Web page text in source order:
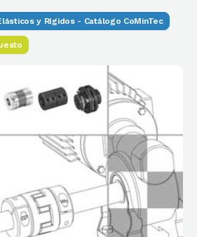
y Rígidos - Catálogo CoMinTec